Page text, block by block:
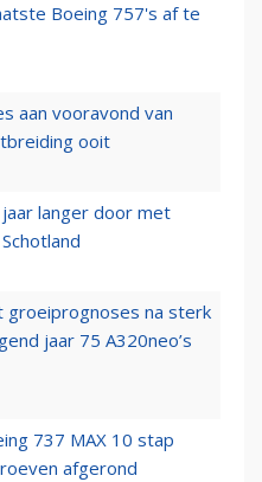
Boeing 757's af te
aan vooravond van
ooit
jaar langer door met
groeiprognoses na sterk
jaar 75 A320neo’s
737 MAX 10 stap
afgerond